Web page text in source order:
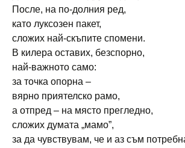
После, на по-долния ред,
като луксозен пакет,
сложих най-скъпите спомени.
В килера оставих, безспорно,
най-важното само:
за точка опорна –
вярно приятелско рамо,
а отпред – на място прегледно,
сложих думата „мамо”,
за да чувствувам, че и аз съм